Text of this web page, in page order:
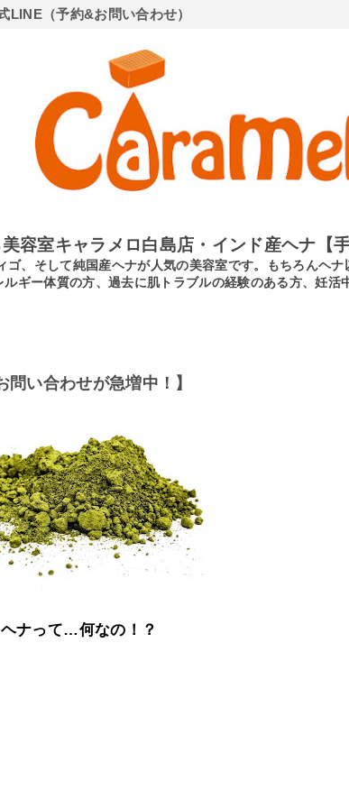
LINE（予約&お問い合わせ）
容室キャラメロ白島店・インド産ヘナ【
、そして純国産ヘナが人気の美容室です。もちろんヘ
ギー体質の方、過去に肌トラブルの経験のある方、妊
問い合わせが急増中！】
ナって…何なの！？